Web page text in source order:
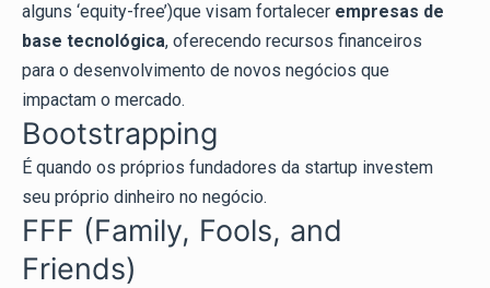
alguns ‘equity-free’)que visam fortalecer empresas de
base tecnológica, oferecendo recursos financeiros
para o desenvolvimento de novos negócios que
impactam o mercado.
Bootstrapping
É quando os próprios fundadores da startup investem
seu próprio dinheiro no negócio.
FFF (Family, Fools, and
Friends)